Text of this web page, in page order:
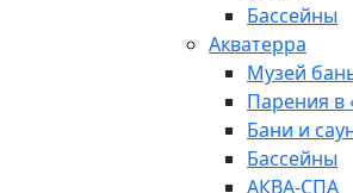
Бассейны
Акватерра
Музей
Парения в
Бани и
Бассейны
АКВА-СПА